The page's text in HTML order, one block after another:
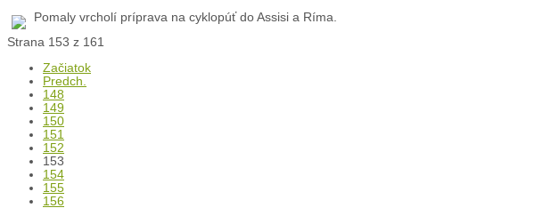
Pomaly vrcholí príprava na cyklopúť do Assisi a Ríma.
Strana 153 z 161
Začiatok
Predch.
148
149
150
151
152
153
154
155
156